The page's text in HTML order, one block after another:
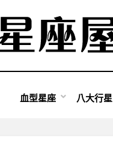
血型星座 八大行星